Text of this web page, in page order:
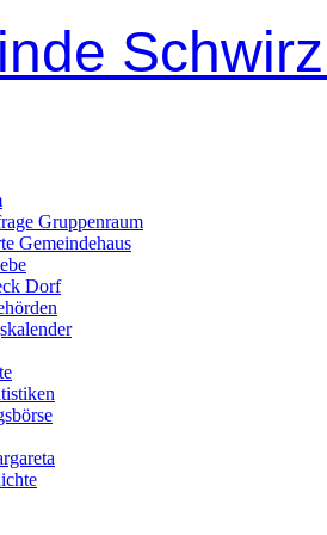
Gruppenraum
Gemeindehaus
Dorf